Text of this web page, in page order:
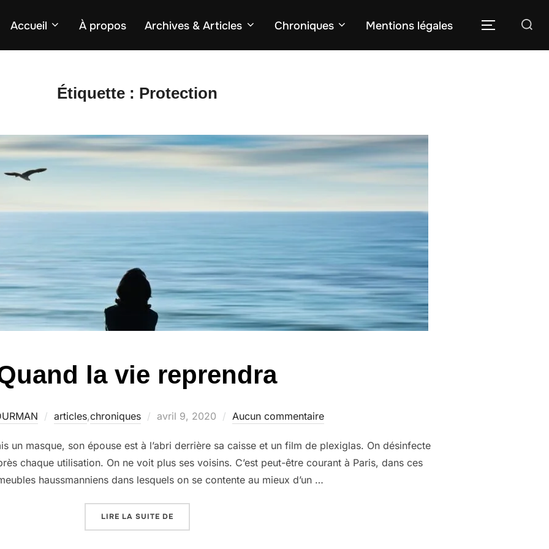
Accueil À propos Archives & Articles Chroniques Mentions légales Rechercher :
Étiquette : Protection
la vie reprendra
articles,chroniques
Publié
avril 9, 2020 Aucun commentaire
un masque, son épouse est à l’abri derrière sa caisse et un film de plexiglas. On désinfecte
chaque utilisation. On ne voit plus ses voisins. C’est peut-être courant à Paris, dans ces
haussmanniens dans lesquels on se contente au mieux d’un …
LIRE LA SUITE DE